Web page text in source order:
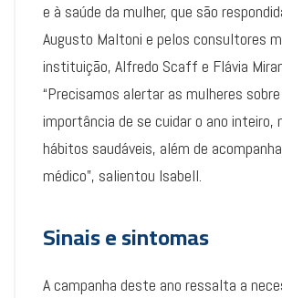
e à saúde da mulher, que são
Augusto Maltoni e pelos consultores
instituição, Alfredo Scaff e Flávia
“Precisamos alertar as mulheres
importância de se cuidar o ano inteiro,
hábitos saudáveis, além de
médico”, salientou Isabell.
Sinais e sintomas
A campanha deste ano ressalta a